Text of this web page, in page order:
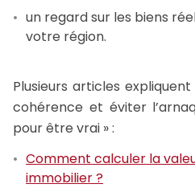
un regard sur les biens
votre région.
Plusieurs articles
cohérence et éviter
pour être vrai » :
Comment calculer la
immobilier ?